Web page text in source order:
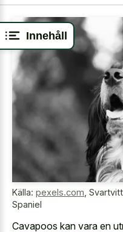
Innehåll
Källa: pexels.com
Spaniel
Cavapoos kan vara en